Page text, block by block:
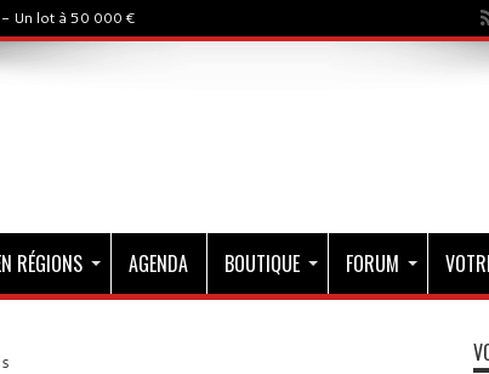
Un lot à 50 000 €
RÉGIONS AGENDA BOUTIQUE FORUM